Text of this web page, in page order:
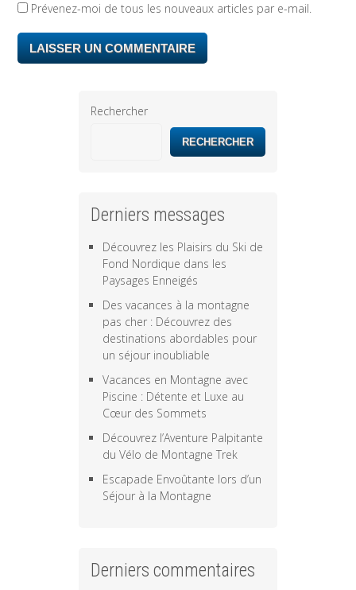
Prévenez-moi de tous les nouveaux articles par e-mail.
Rechercher
RECHERCHER
Derniers messages
Découvrez les Plaisirs du Ski de
Fond Nordique dans les
Paysages Enneigés
Des vacances à la montagne
pas cher : Découvrez des
destinations abordables pour
un séjour inoubliable
Vacances en Montagne avec
Piscine : Détente et Luxe au
Cœur des Sommets
Découvrez l’Aventure Palpitante
du Vélo de Montagne Trek
Escapade Envoûtante lors d’un
Séjour à la Montagne
Derniers commentaires